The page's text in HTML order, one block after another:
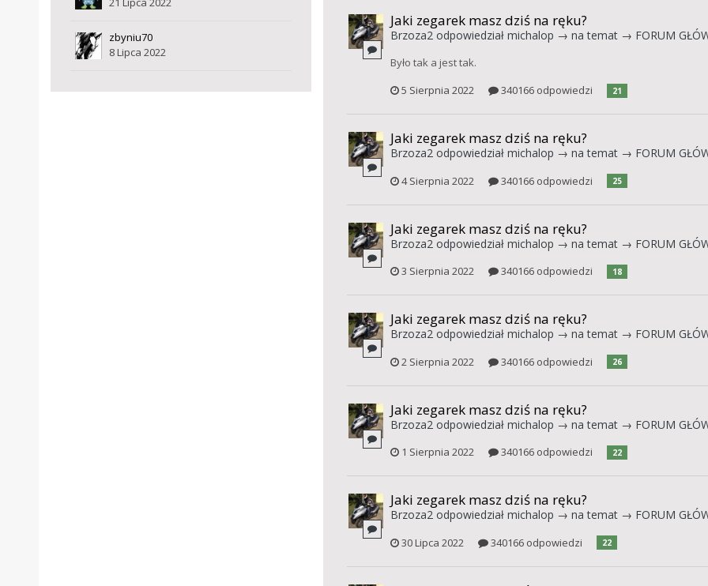
zbyniu70
8 Lipca 2022
Jaki zegarek masz dziś na ręku?
Brzoza2 odpowiedział michalop → na temat → FORUM
Było tak a jest tak.
5 Sierpnia 2022
340166 odpowiedzi 21
Jaki zegarek masz dziś na ręku?
Brzoza2odpowiedział michalop → na temat → FORUM
4 Sierpnia 2022 340166 odpowiedzi 25
Jaki zegarek masz dziś na ręku?
Brzoza2 odpowiedział michalop → na temat → FORUM
3 Sierpnia 2022 340166 odpowiedzi 18
Jaki zegarek masz dziś na ręku?
Brzoza2odpowiedział michalop → na temat → FORUM
2 Sierpnia 2022 340166 odpowiedzi 26
Jaki zegarek masz dziś na ręku?
Brzoza2 odpowiedział michalop → na temat → FORUM
1 Sierpnia 2022 340166 odpowiedzi 22
Jaki zegarek masz dziś na ręku?
Brzoza2odpowiedział michalop → na temat → FORUM
30 Lipca 2022 340166 odpowiedzi 22